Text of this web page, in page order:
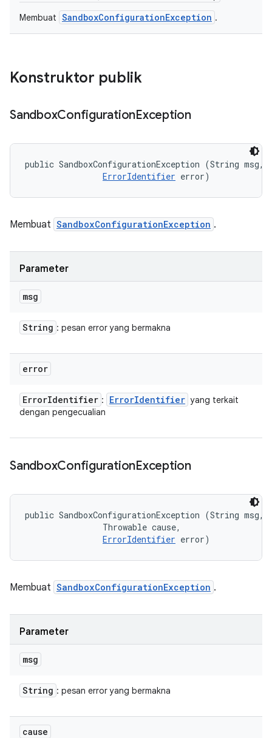
Membuat SandboxConfigurationException .
Konstruktor publik
SandboxConfigurationException
public SandboxConfigurationException (String msg,
ErrorIdentifier error)
Membuat SandboxConfigurationException .
Parameter
msg
String : pesan error yang bermakna
error
ErrorIdentifier : ErrorIdentifier yang terkait
dengan pengecualian
SandboxConfigurationException
public SandboxConfigurationException (String msg,
                Throwable cause,
ErrorIdentifier error)
Membuat SandboxConfigurationException .
Parameter
msg
String : pesan error yang bermakna
cause